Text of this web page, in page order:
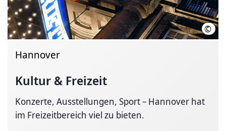
©
Hannover
Kultur & Freizeit
Konzerte, Ausstellungen, Sport – Hannover hat
im Freizeitbereich viel zu bieten.